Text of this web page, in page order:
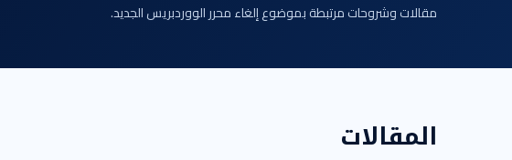
مقالات وشروحات مرتبطة بموضوع إلغاء محرر الووردبريس الجديد.
المقالات